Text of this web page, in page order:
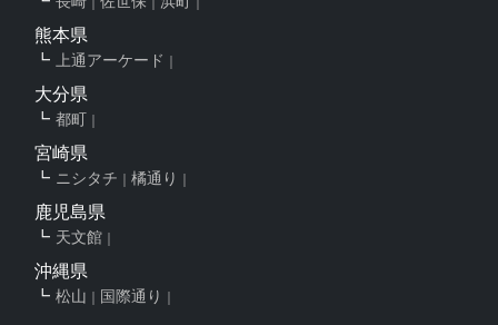
熊本県
上通アーケード
大分県
都町
宮崎県
ニシタチ 橘通り
鹿児島県
天文館
沖縄県
松山 国際通り